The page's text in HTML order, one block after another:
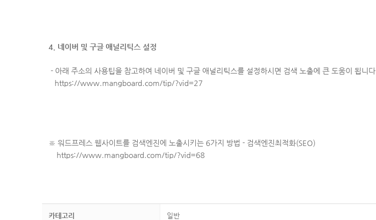
4. 네이버 및 구글 애널리틱스 설정
- 아래 주소의 사용팁을 참고하여 네이버 및 구글 애널리틱스를 설정하시면 검색 노출에 큰 도움이 됩니다.
https://www.mangboard.com/tip/?vid=27
※ 워드프레스 웹사이트를 검색엔진에 노출시키는 6가지 방법 - 검색엔진최적화(SEO)
https://www.mangboard.com/tip/?vid=68
카테고리 일반